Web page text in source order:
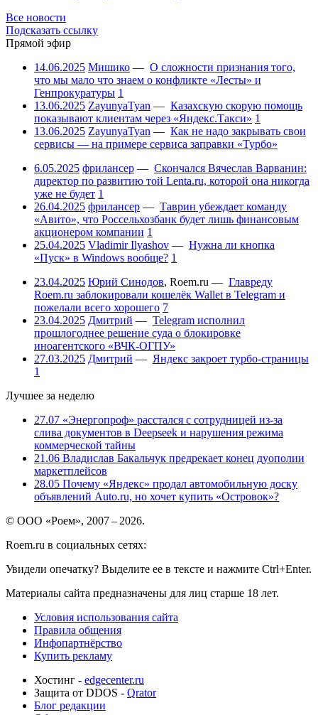
Все новости
Подсказать ссылку
Прямой эфир
14.06.2025 Мишико — О сложности признания того,
что мы мало что знаем о конфликте «Лесты» и
Генпрокуратуры 1
13.06.2025 ZayunyaTyan — Казахскую скорую помощь
показывают клиентам через «Яндекс.Такси» 1
13.06.2025 ZayunyaTyan — Как не надо закрывать свои
сервисы — на примере сервиса заправки «Турбо»
6.05.2025 фрилансер — Скончался Вячеслав Варванин:
директор по развитию той Lenta.ru, которой она никогда
уже не будет 1
26.04.2025 фрилансер — Таврин убеждает команду
«Авито», что Россельхозбанк будет лишь финансовым
акционером компании 1
25.04.2025 Vladimir Ilyashov — Нужна ли кнопка
«Пуск» в Windows вообще? 1
23.04.2025 Юрий Синодов, Roem.ru — Главреду
Roem.ru заблокировали кошелёк Wallet в Telegram и
пожелали всего хорошего 7
23.04.2025 Дмитрий — Telegram исполнил
прошлогоднее решение суда о блокировке
иноагентского «ВЧК-ОГПУ»
27.03.2025 Дмитрий — Яндекс закроет турбо-страницы
1
Лучшее за неделю
27.07 «Энергопроф» расстался с сотрудницей из-за
слива документов в Deepseek и нарушения режима
коммерческой тайны
21.06 Владислав Бакальчук предрекает конец дуополии
маркетплейсов
28.05 Почему «Яндекс» продал автомобильную доску
объявлений Auto.ru, но хочет купить «Островок»?
© ООО «Роем», 2007 – 2026.
Roem.ru в социальных сетях:
Увидели опечатку? Выделите ее в тексте и нажмите Ctrl+Enter.
Материалы сайта предназначены для лиц старше 18 лет.
Условия использования сайта
Правила общения
Инфопартнёрство
Купить рекламу
Хостинг - edgecenter.ru
Защита от DDOS - Qrator
Блог редакции